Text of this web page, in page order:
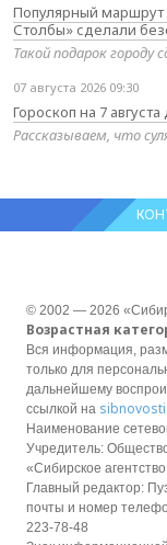
Популярный маршрут
Столбы» сделали
Такой подарок городу
07 августа 2026 09:30
Гороскоп на 7
Рассказываем, что
© 2002 — 2026
Возрастная
Вся информация,
только для
дальнейшему
ссылкой на
Наименование
Учредитель:
«Сибирское
Главный редактор:
почты и номер
223-78-48